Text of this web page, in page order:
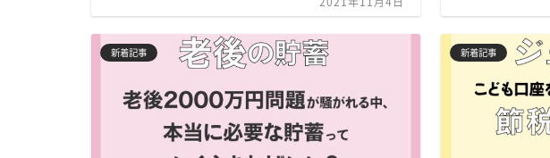
新着記事 新着記事